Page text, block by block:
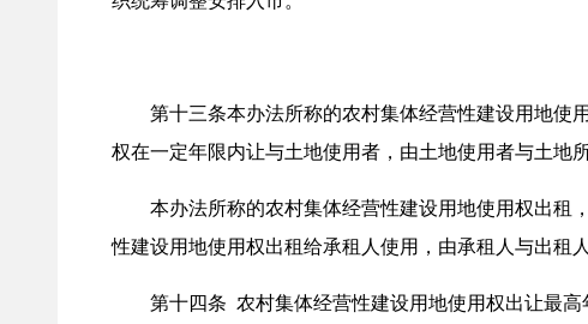
第十三条本办法所称的农村集体经营性建设用地使用
权在一定年限内让与土地使用者，由土地使用者与土地
本办法所称的农村集体经营性建设用地使用权出租，
性建设用地使用权出租给承租人使用，由承租人与出租
第十四条 农村集体经营性建设用地使用权出让最高